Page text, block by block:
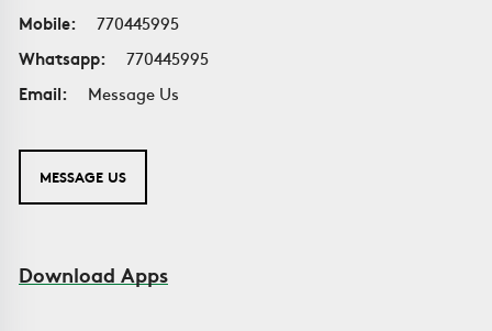
Mobile:
770445995
Whatsapp:
770445995
Email:
Message Us
MESSAGE US
Download Apps